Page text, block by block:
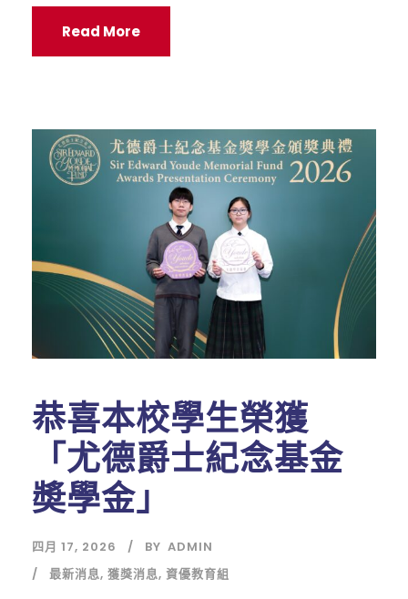
Read More
恭喜本校學生榮獲
「尤德爵士紀念基金
奬學金」
四月 17, 2026 BY ADMIN
最新消息, 獲獎消息, 資優教育組